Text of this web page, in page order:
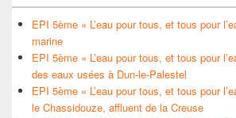
EPI 5ème « L’eau pour tous, et tous pour
marine
EPI 5ème « L’eau pour tous, et tous pour
des eaux usées à Dun-le-Palestel
EPI 5ème « L’eau pour tous, et tous pour
le Chassidouze, affluent de la Creuse